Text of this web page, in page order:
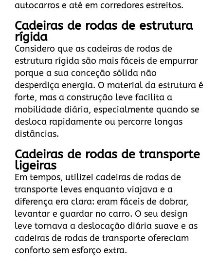
autocarros e até em corredores estreitos.
Cadeiras de rodas de estrutura
rígida
Considero que as cadeiras de rodas de
estrutura rígida são mais fáceis de empurrar
porque a sua conceção sólida não
desperdiça energia. O material da estrutura é
forte, mas a construção leve facilita a
mobilidade diária, especialmente quando se
desloca rapidamente ou percorre longas
distâncias.
Cadeiras de rodas de transporte
ligeiras
Em tempos, utilizei cadeiras de rodas de
transporte leves enquanto viajava e a
diferença era clara: eram fáceis de dobrar,
levantar e guardar no carro. O seu design
leve tornava a deslocação diária suave e as
cadeiras de rodas de transporte ofereciam
conforto sem esforço extra.